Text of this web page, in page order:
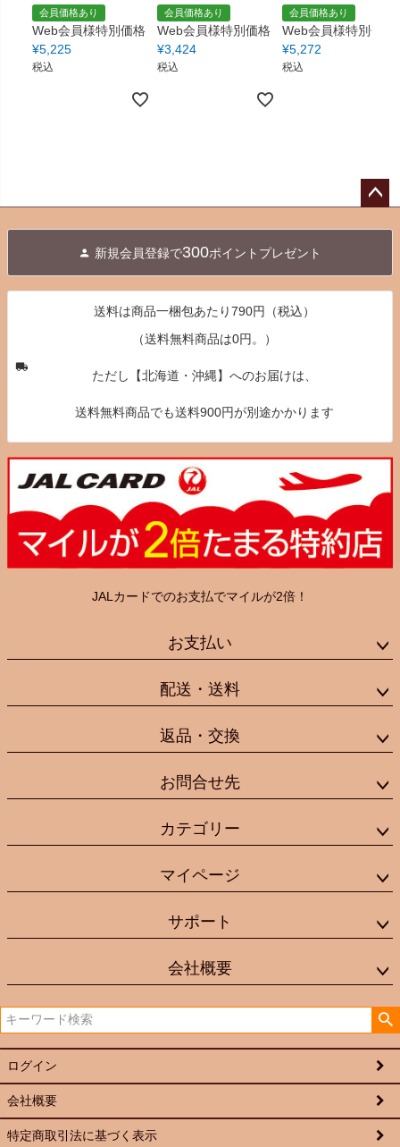
会員価格あり
Web会員様特別価格
¥5,225
税込
会員価格あり
Web会員様特別価格
¥3,424
税込
会員価格あり
Web会員様特別価格
¥5,272
税込
へ
新規会員登録で300ポイントプレゼント
送料は商品一梱包あたり790円（税込）
（送料無料商品は0円。）
ただし【北海道・沖縄】へのお届けは、
送料無料商品でも送料900円が別途かかります
JALカードでのお支払でマイルが2倍！
お支払い
配送・送料
返品・交換
お問合せ先
カテゴリー
マイページ
サポート
会社概要
ログイン
会社概要
特定商取引法に基づく表示